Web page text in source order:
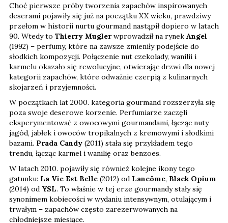
Choć pierwsze próby tworzenia zapachów inspirowanych
deserami pojawiły się już na początku XX wieku, prawdziwy
przełom w historii nurtu gourmand nastąpił dopiero w latach
90. Wtedy to Thierry Muglerwprowadził na rynek Angel
(1992) – perfumy, które na zawsze zmieniły podejście do
słodkich kompozycji. Połączenie nut czekolady, wanilii i
karmelu okazało się rewolucyjne, otwierając drzwi dla nowej
kategorii zapachów, które odważnie czerpią z kulinarnych
skojarzeń i przyjemności.
W początkach lat 2000. kategoria gourmand rozszerzyła się
poza swoje deserowe korzenie. Perfumiarze zaczęli
eksperymentować z owocowymi gourmandami, łącząc nuty
jagód, jabłek i owoców tropikalnych z kremowymi i słodkimi
bazami. Prada Candy (2011) stała się przykładem tego
trendu, łącząc karmel i wanilię oraz benzoes.
W latach 2010. pojawiły się również kolejne ikony tego
gatunku: La Vie Est Belle (2012) od Lancôme, Black Opium
(2014) od YSL. To właśnie w tej erze gourmandy stały się
synonimem kobiecości w wydaniu intensywnym, otulającym i
trwałym – zapachów często zarezerwowanych na
chłodniejsze miesiące.